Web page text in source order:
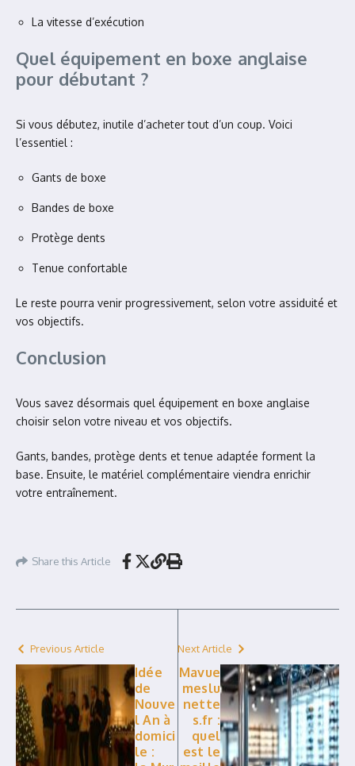
La vitesse d’exécution
Quel équipement en boxe anglaise
pour débutant ?
Si vous débutez, inutile d’acheter tout d’un coup. Voici
l’essentiel :
Gants de boxe
Bandes de boxe
Protège dents
Tenue confortable
Le reste pourra venir progressivement, selon votre assiduité et
vos objectifs.
Conclusion
Vous savez désormais quel équipement en boxe anglaise
choisir selon votre niveau et vos objectifs.
Gants, bandes, protège dents et tenue adaptée forment la
base. Ensuite, le matériel complémentaire viendra enrichir
votre entraînement.
Share this Article
Previous Article
Idée
de
Nouve
l An à
domici
le :
Next Article
Mavue
meslu
nette
s.fr :
quel
est le